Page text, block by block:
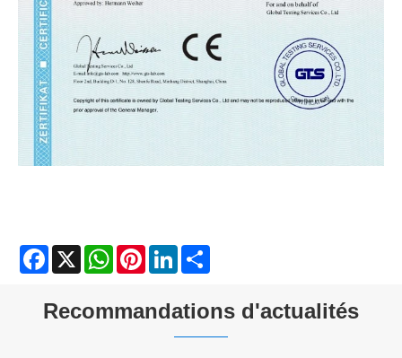
Facebook
X WhatsAppPinterestLinkedIn
Recommandations d'actualités